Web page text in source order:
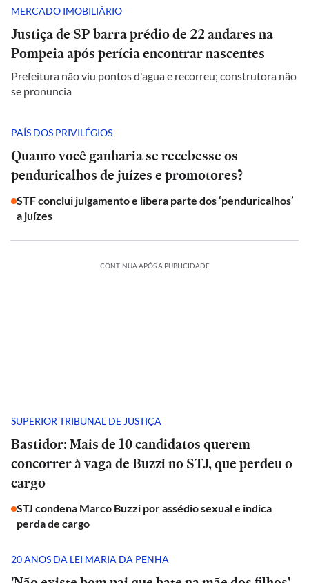
MERCADO IMOBILIÁRIO
Justiça de SP barra prédio de 22 andares na
Pompeia após perícia encontrar nascentes
Prefeitura não viu pontos d'agua e recorreu; construtora não
se pronuncia
PAÍS DOS PRIVILÉGIOS
Quanto você ganharia se recebesse os
penduricalhos de juízes e promotores?
STF conclui julgamento e libera parte dos ‘penduricalhos’
a juízes
CONTINUA APÓS A PUBLICIDADE
SUPERIOR TRIBUNAL DE JUSTIÇA
Bastidor: Mais de 10 candidatos querem
concorrer à vaga de Buzzi no STJ, que perdeu o
cargo
STJ condena Marco Buzzi por assédio sexual e indica
perda de cargo
20 ANOS DA LEI MARIA DA PENHA